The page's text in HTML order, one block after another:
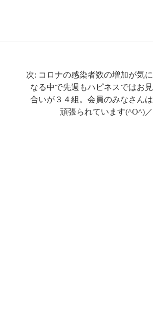
次: コロナの感染者数の増加が気に
なる中で先週もハピネスではお見
合いが３４組。会員のみなさんは
頑張られています(^O^)／